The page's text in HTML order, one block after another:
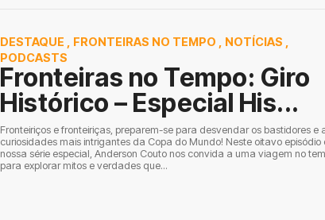
DESTAQUE FRONTEIRAS NO TEMPO NOTÍCIAS
PODCASTS
Fronteiras no Tempo: Giro
Histórico – Especial His...
Fronteiriços e fronteiriças, preparem-se para desvendar os bastidores e
curiosidades mais intrigantes da Copa do Mundo! Neste oitavo episódio
nossa série especial, Anderson Couto nos convida a uma viagem no
para explorar mitos e verdades que...